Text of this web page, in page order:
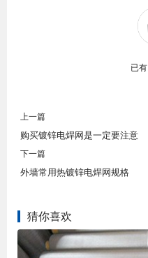
已有
上一篇
购买镀锌电焊网是一定要注意
下一篇
外墙常用热镀锌电焊网规格
猜你喜欢